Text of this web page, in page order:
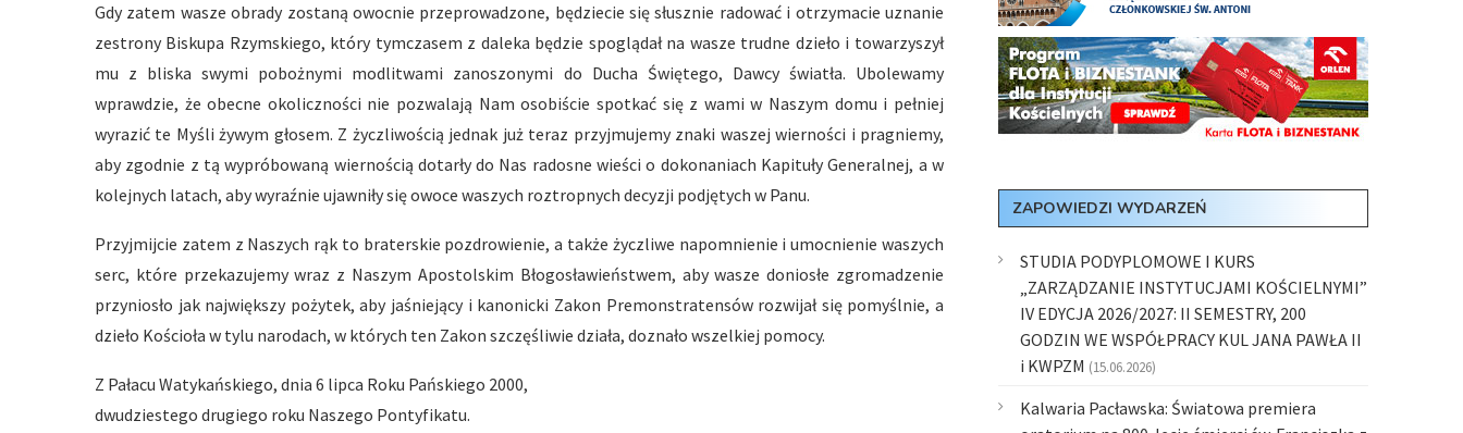
Gdy zatem wasze obrady zostaną owocnie przeprowadzone, będziecie się słusznie radować i otrzymacie uznanie
zestrony Biskupa Rzymskiego, który tymczasem z daleka będzie spoglądał na wasze trudne dzieło i towarzyszył
mu z bliska swymi pobożnymi modlitwami zanoszonymi do Ducha Świętego, Dawcy światła. Ubolewamy
wprawdzie, że obecne okoliczności nie pozwalają Nam osobiście spotkać się z wami w Naszym domu i pełniej
wyrazić te Myśli żywym głosem. Z życzliwością jednak już teraz przyjmujemy znaki waszej wierności i pragniemy,
aby zgodnie z tą wypróbowaną wiernością dotarły do Nas radosne wieści o dokonaniach Kapituły Generalnej, a w
kolejnych latach, aby wyraźnie ujawniły się owoce waszych roztropnych decyzji podjętych w Panu.
Przyjmijcie zatem z Naszych rąk to braterskie pozdrowienie, a także życzliwe napomnienie i umocnienie waszych
serc, które przekazujemy wraz z Naszym Apostolskim Błogosławieństwem, aby wasze doniosłe zgromadzenie
przyniosło jak największy pożytek, aby jaśniejący i kanonicki Zakon Premonstratensów rozwijał się pomyślnie, a
dzieło Kościoła w tylu narodach, w których ten Zakon szczęśliwie działa, doznało wszelkiej pomocy.
Z Pałacu Watykańskiego, dnia 6 lipca Roku Pańskiego 2000,
dwudziestego drugiego roku Naszego Pontyfikatu.
ZAPOWIEDZI WYDARZEŃ
STUDIA PODYPLOMOWE I KURS
„ZARZĄDZANIE INSTYTUCJAMI KOŚCIELNYMI”
IV EDYCJA 2026/2027: II SEMESTRY, 200
GODZIN WE WSPÓŁPRACY KUL JANA PAWŁA II
i KWPZM (15.06.2026)
Kalwaria Pacławska: Światowa premiera